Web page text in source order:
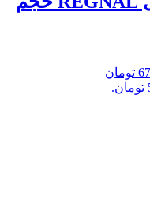
قیمت اصلی: 670,000 تومان